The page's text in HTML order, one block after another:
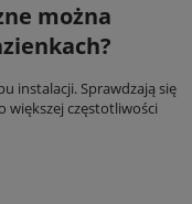
można
instalacji. Sprawdzają się
większej częstotliwości